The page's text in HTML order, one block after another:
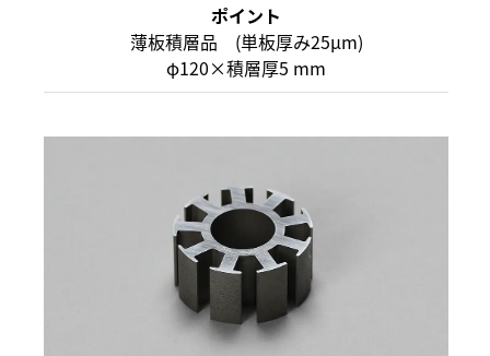
ポイント
薄板積層品 (単板厚み25μm)
φ120×積層厚5 mm